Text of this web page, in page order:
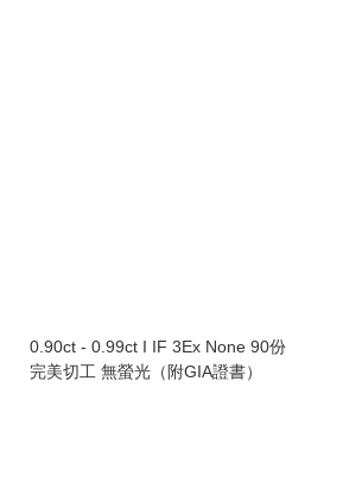
0.90ct - 0.99ct I IF 3Ex None 90份
完美切工 無螢光（附GIA證書）